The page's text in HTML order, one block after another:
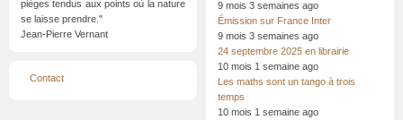
pièges tendus aux points où la nature
se laisse prendre."
Jean-Pierre Vernant
Menu
Contact
9 mois 3 semaines ago
Émission sur France Inter
9 mois 3 semaines ago
24 septembre 2025 en librairie
10 mois 1 semaine ago
Les maths sont un tango à trois
temps
10 mois 1 semaine ago